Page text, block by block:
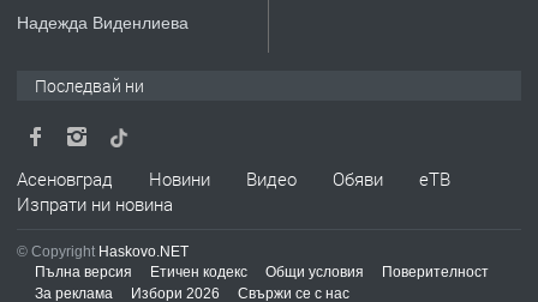
преди 2 години
Надежда Виденлиева
Последвай ни
Асеновград Новини Видео Обяви
еТВ
Изпрати ни новина
© Copyright Haskovo.NET
Пълна версия
Етичен кодекс Общи условия
Поверителност
За реклама
Избори 2026 Свържи се с нас